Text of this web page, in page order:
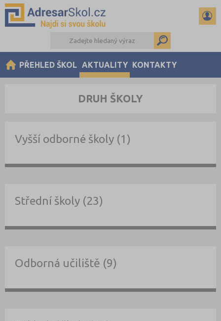
PŘEHLED ŠKOL AKTUALITY KONTAKTY
DRUH ŠKOLY
Vyšší odborné školy (1)
Střední školy (23)
Odborná učiliště (9)